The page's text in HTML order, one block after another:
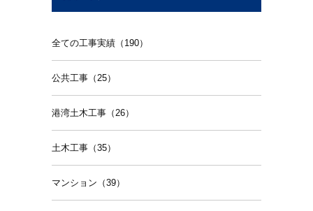
全ての工事実績（190）
公共工事（25）
港湾土木工事（26）
土木工事（35）
マンション（39）